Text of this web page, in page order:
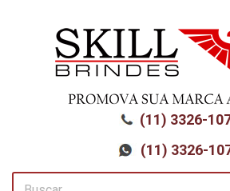
(11) 3326-
(11) 3326-